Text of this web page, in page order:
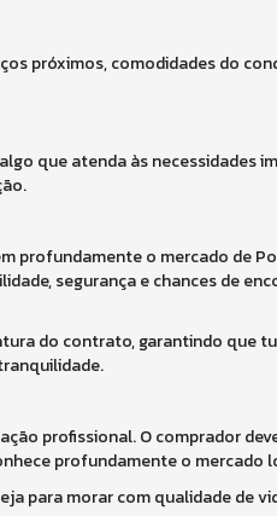
próximos, comodidades do
que atenda às necessidades
profundamente o mercado de
segurança e chances de
do contrato, garantindo que
profissional. O comprador
profundamente o mercado
para morar com qualidade de